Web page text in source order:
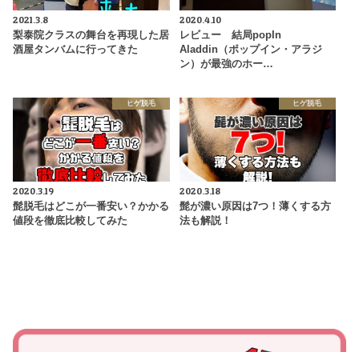
2021.3.8
梨泰院クラスの舞台を再現した居
酒屋タンバムに行ってきた
2020.4.10
レビュー 結局popIn
Aladdin（ポップイン・アラジ
ン）が最強のホー…
ヒゲ脱毛
2020.3.19
髭脱毛はどこが一番安い？かかる
値段を徹底比較してみた
ヒゲ脱毛
2020.3.18
髭が濃い原因は7つ！薄くする方
法も解説！